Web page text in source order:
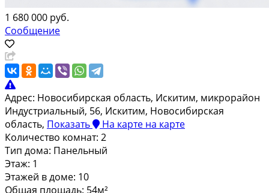
1 680 000 руб.
Сообщение
Адрес: Новосибирская область, Искитим, микрорайон
Индустриальный, 56, Искитим, Новосибирская
область, Показать На карте на карте
Количество комнат: 2
Тип дома: Панельный
Этаж: 1
Этажей в доме: 10
Общая площадь: 54м²